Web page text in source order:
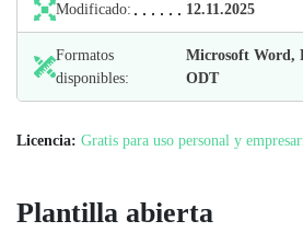
Modificado: 12.11.2025
Formatos
disponibles:
Microsoft Word,
ODT
Licencia: Gratis para uso personal y
Plantilla abierta